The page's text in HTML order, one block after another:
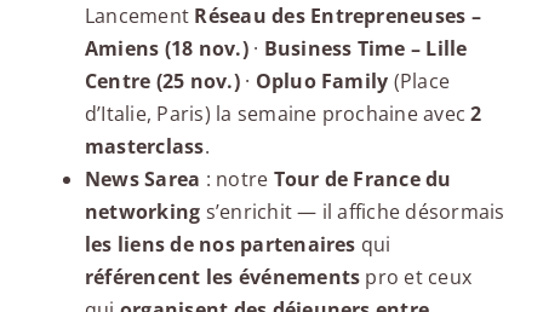
Lancement Réseau des Entrepreneuses –
Amiens (18 nov.)· Business Time – Lille
Centre (25 nov.)· Opluo Family (Place
d’Italie, Paris) la semaine prochaine avec2
masterclass.
News Sarea : notre Tour de France du
networking s’enrichit — il affiche désormais
les liens de nos partenaires qui
référencent les événements pro et ceux